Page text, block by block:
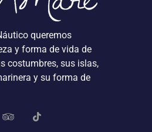
queremos
y forma de vida de
costumbres, sus islas,
y su forma de